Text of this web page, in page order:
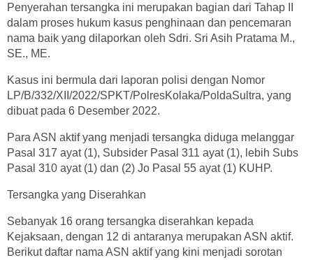
Penyerahan tersangka ini merupakan bagian dari Tahap II
dalam proses hukum kasus penghinaan dan pencemaran
nama baik yang dilaporkan oleh Sdri. Sri Asih Pratama M.,
SE., ME.
Kasus ini bermula dari laporan polisi dengan Nomor
LP/B/332/XII/2022/SPKT/PolresKolaka/PoldaSultra, yang
dibuat pada 6 Desember 2022.
Para ASN aktif yang menjadi tersangka diduga melanggar
Pasal 317 ayat (1), Subsider Pasal 311 ayat (1), lebih Subs
Pasal 310 ayat (1) dan (2) Jo Pasal 55 ayat (1) KUHP.
Tersangka yang Diserahkan
Sebanyak 16 orang tersangka diserahkan kepada
Kejaksaan, dengan 12 di antaranya merupakan ASN aktif.
Berikut daftar nama ASN aktif yang kini menjadi sorotan